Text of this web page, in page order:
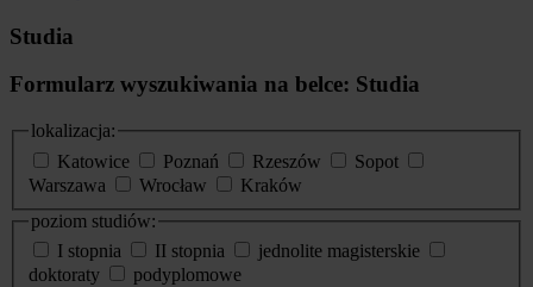
Studia
Formularz wyszukiwania na belce: Studia
lokalizacja:
Katowice
Poznań Rzeszów
Sopot
Warszawa
Wrocław
Kraków
poziom studiów:
I stopnia
II stopnia
jednolite magisterskie
doktoraty
podyplomowe